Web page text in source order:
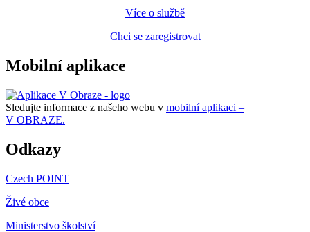
Více o službě
Chci se zaregistrovat
Mobilní aplikace
Sledujte informace z našeho webu v mobilní aplikaci –
V OBRAZE.
Odkazy
Czech POINT
Živé obce
Ministerstvo školství